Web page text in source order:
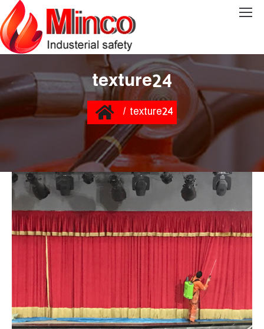
texture24
You are here: Home texture24